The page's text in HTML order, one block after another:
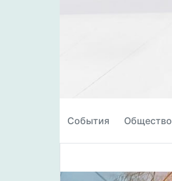
События Общество